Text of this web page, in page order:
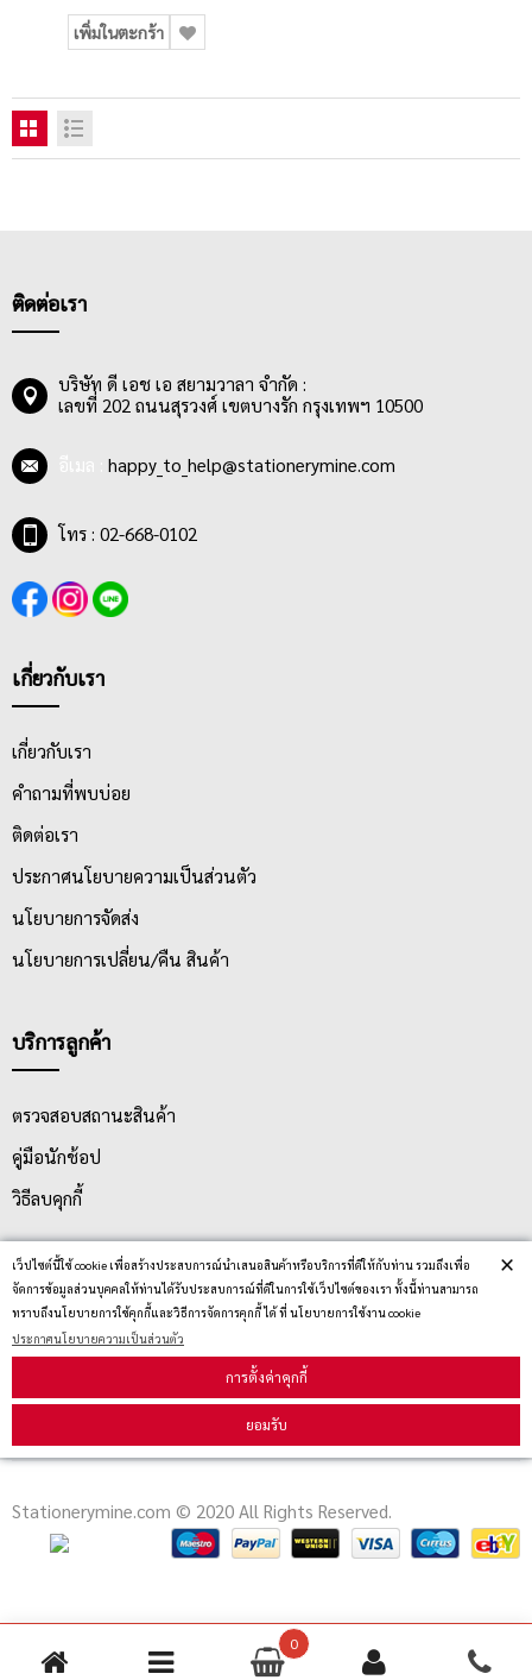
0
เว็ปไซต์นี้ใช้ cookie เพื่อสร้างประสบการณ์นำเสนอสินค้าหรือบริการที่ดีให้กับท่าน รวมถึงเพื่อ
จัดการข้อมูลส่วนบุคคลให้ท่านได้รับประสบการณ์ที่ดีในการใช้เว็ปไซต์ของเรา ทั้งนี้ท่านสามารถ
ทราบถึงนโยบายการใช้คุกกี้และวิธีการจัดการคุกกี้ ได้ ที่ นโยบายการใช้งาน cookie
ประกาศนโยบายความเป็นส่วนตัว
การตั้งค่าคุกกี้
ยอมรับ
×
เพิ่มในตะกร้า
ติดต่อเรา
บริษัท ดี เอช เอ สยามวาลา จำกัด :
เลขที่ 202 ถนนสุรวงศ์ เขตบางรัก กรุงเทพฯ 10500
happy_to_help@stationerymine.com
โทร : 02-668-0102
เกี่ยวกับเรา
เกี่ยวกับเรา
คำถามที่พบบ่อย
ติดต่อเรา
ประกาศนโยบายความเป็นส่วนตัว
นโยบายการจัดส่ง
นโยบายการเปลี่ยน/คืน สินค้า
บริการลูกค้า
ตรวจสอบสถานะสินค้า
คู่มือนักช้อป
วิธีลบคุกกี้
สมัครรับข่าวสาร
รับข่าวสาร
Stationerymine.com © 2020 All Rights Reserved.